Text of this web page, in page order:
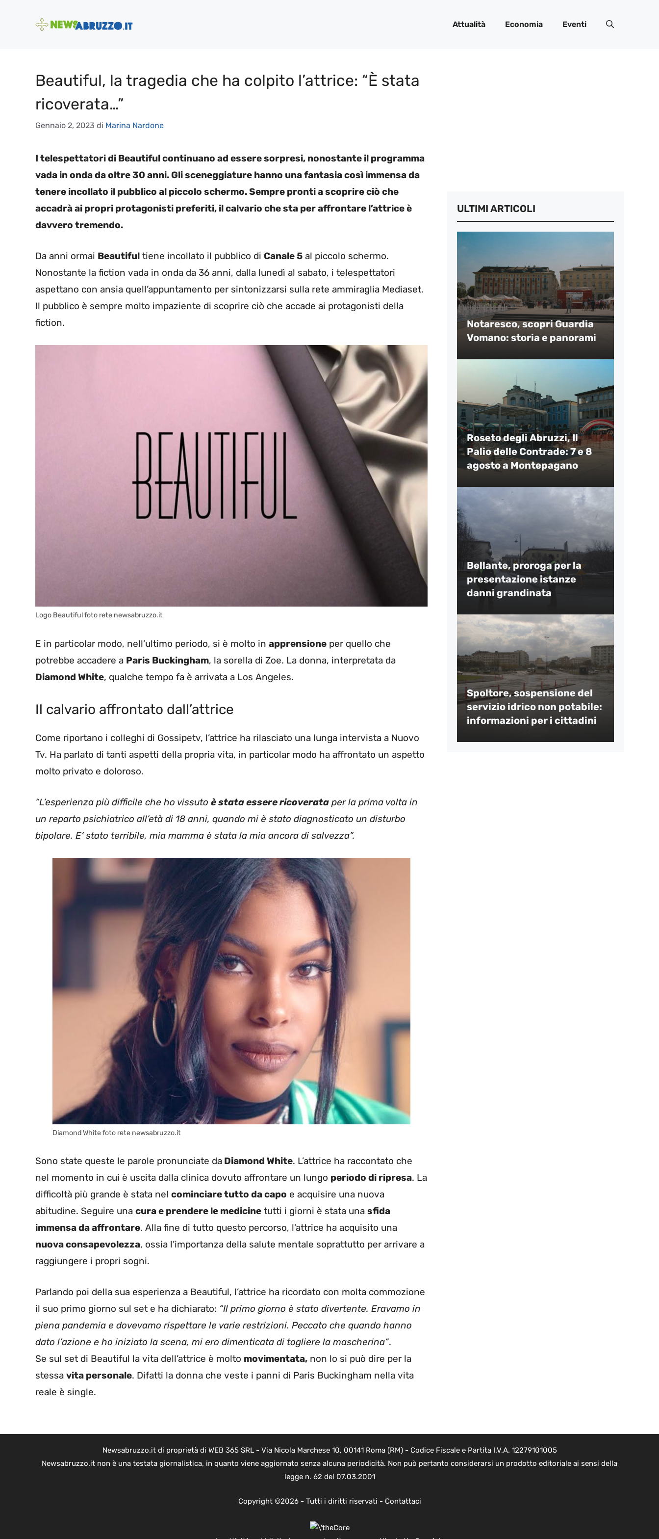
Attualità Economia Eventi
Beautiful, la tragedia che ha colpito l’attrice: “È stata
ricoverata…”
Gennaio 2, 2023 di Marina Nardone
I telespettatori di Beautiful continuano ad essere sorpresi, nonostante il programma
vada in onda da oltre 30 anni. Gli sceneggiature hanno una fantasia così immensa da
tenere incollato il pubblico al piccolo schermo. Sempre pronti a scoprire ciò che
accadrà ai propri protagonisti preferiti, il calvario che sta per affrontare l’attrice è
davvero tremendo.
Da anni ormai Beautiful tiene incollato il pubblico di Canale 5 al piccolo schermo.
Nonostante la fiction vada in onda da 36 anni, dalla lunedì al sabato, i telespettatori
aspettano con ansia quell’appuntamento per sintonizzarsi sulla rete ammiraglia Mediaset.
Il pubblico è sempre molto impaziente di scoprire ciò che accade ai protagonisti della
fiction.
Logo Beautiful foto rete newsabruzzo.it
E in particolar modo, nell’ultimo periodo, si è molto in apprensione per quello che
potrebbe accadere a Paris Buckingham, la sorella di Zoe. La donna, interpretata da
Diamond White, qualche tempo fa è arrivata a Los Angeles.
Il calvario affrontato dall’attrice
Come riportano i colleghi di Gossipetv, l’attrice ha rilasciato una lunga intervista a Nuovo
Tv. Ha parlato di tanti aspetti della propria vita, in particolar modo ha affrontato un aspetto
molto privato e doloroso.
“L’esperienza più difficile che ho vissuto è stata essere ricoverata per la prima volta in
un reparto psichiatrico all’età di 18 anni, quando mi è stato diagnosticato un disturbo
bipolare. E’ stato terribile, mia mamma è stata la mia ancora di salvezza”.
Diamond White foto rete newsabruzzo.it
Sono state queste le parole pronunciate da Diamond White. L’attrice ha raccontato che
nel momento in cui è uscita dalla clinica dovuto affrontare un lungo periodo di ripresa. La
difficoltà più grande è stata nel cominciare tutto da capo e acquisire una nuova
abitudine. Seguire una cura e prendere le medicine tutti i giorni è stata una sfida
immensa da affrontare. Alla fine di tutto questo percorso, l’attrice ha acquisito una
nuova consapevolezza, ossia l’importanza della salute mentale soprattutto per arrivare a
raggiungere i propri sogni.
Parlando poi della sua esperienza a Beautiful, l’attrice ha ricordato con molta commozione
il suo primo giorno sul set e ha dichiarato: “Il primo giorno è stato divertente. Eravamo in
piena pandemia e dovevamo rispettare le varie restrizioni. Peccato che quando hanno
dato l’azione e ho iniziato la scena, mi ero dimenticata di togliere la mascherina”.
Se sul set di Beautiful la vita dell’attrice è molto movimentata, non lo si può dire per la
stessa vita personale. Difatti la donna che veste i panni di Paris Buckingham nella vita
reale è single.
ULTIMI ARTICOLI
Notaresco, scopri Guardia
Vomano: storia e panorami
Roseto degli Abruzzi, Il
Palio delle Contrade: 7 e 8
agosto a Montepagano
Bellante, proroga per la
presentazione istanze
danni grandinata
Spoltore, sospensione del
servizio idrico non potabile:
informazioni per i cittadini
Newsabruzzo.it di proprietà di WEB 365 SRL - Via Nicola Marchese 10, 00141 Roma (RM) - Codice Fiscale e Partita I.V.A. 12279101005
Newsabruzzo.it non è una testata giornalistica, in quanto viene aggiornato senza alcuna periodicità. Non può pertanto considerarsi un prodotto editoriale ai sensi della
legge n. 62 del 07.03.2001
Copyright ©2026 - Tutti i diritti riservati - Contattaci